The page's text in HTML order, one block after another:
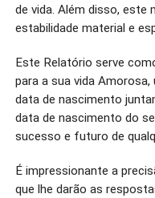
de vida. Além disso, este
estabilidade material e
Este Relatório serve
para a sua vida
data de nascimento
data de nascimento do
sucesso e futuro de
É impressionante a
que lhe darão as